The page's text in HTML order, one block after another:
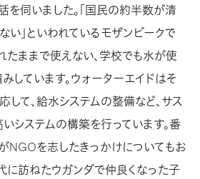
を伺いました。「国民の約半数が清
い」といわれているモザンビークで
たままで使えない、学校でも水が使
しています。ウォーターエイドはそ
して、給水システムの整備など、サス
システムの構築を行っています。番
NGOを志したきっかけについてもお
に訪ねたウガンダで仲良くなった子